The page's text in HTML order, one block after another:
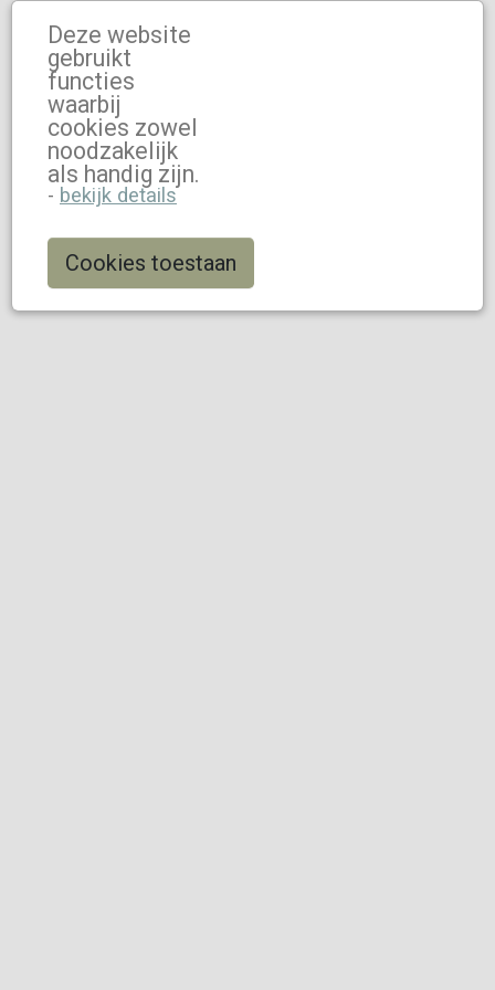
Deze website
gebruikt
functies
waarbij
cookies zowel
noodzakelijk
als handig zijn.
- bekijk details
Cookies toestaan